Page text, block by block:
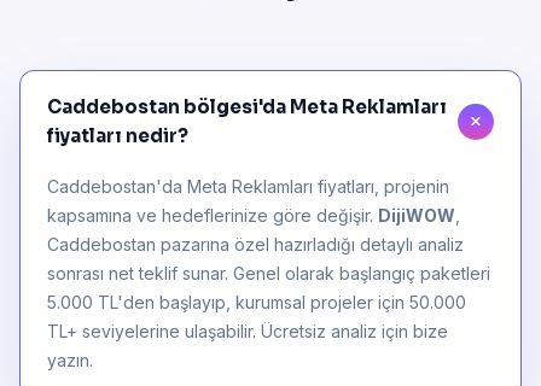
Caddebostan bölgesi'da Meta Reklamları
fiyatları nedir?
Caddebostan'da Meta Reklamları fiyatları, projenin
kapsamına ve hedeflerinize göre değişir. DijiWOW
Caddebostan pazarına özel hazırladığı detaylı analiz
sonrası net teklif sunar. Genel olarak başlangıç paketleri
5.000 TL'den başlayıp, kurumsal projeler için 50.000
TL+ seviyelerine ulaşabilir. Ücretsiz analiz için bize
yazın.